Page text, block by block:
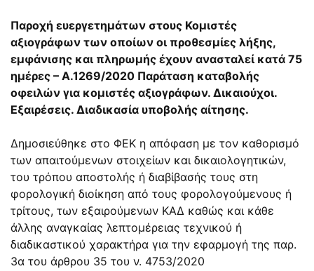
Παροχή ευεργετημάτων στους Κομιστές
αξιογράφων των οποίων οι προθεσμίες λήξης,
εμφάνισης και πληρωμής έχουν ανασταλεί κατά 75
ημέρες – Α.1269/2020 Παράταση καταβολής
οφειλών για κομιστές αξιογράφων. Δικαιούχοι.
Εξαιρέσεις. Διαδικασία υποβολής αίτησης.
Δημοσιεύθηκε στο ΦΕΚ η απόφαση με τον καθορισμό
των απαιτούμενων στοιχείων και δικαιολογητικών,
του τρόπου αποστολής ή διαβίβασής τους στη
φορολογική διοίκηση από τους φορολογούμενους ή
τρίτους, των εξαιρούμενων ΚΑΔ καθώς και κάθε
άλλης αναγκαίας λεπτομέρειας τεχνικού ή
διαδικαστικού χαρακτήρα για την εφαρμογή της παρ.
3α του άρθρου 35 του ν. 4753/2020